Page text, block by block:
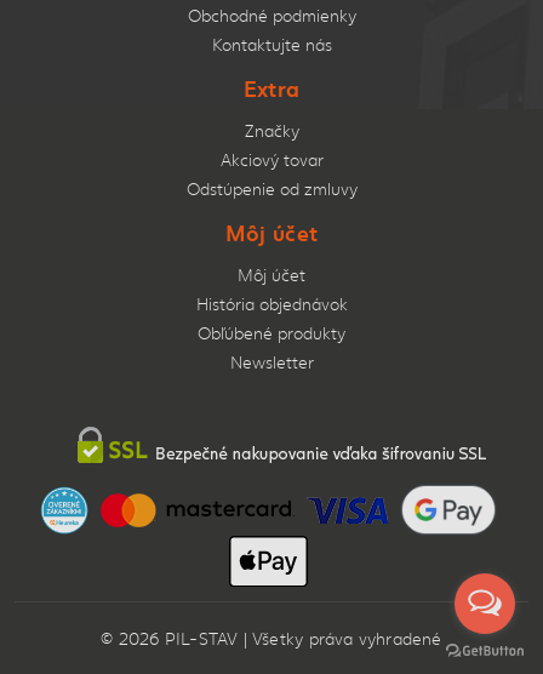
Obchodné podmienky
Kontaktujte nás
Extra
Značky
Akciový tovar
Odstúpenie od zmluvy
Môj účet
Môj účet
História objednávok
Obľúbené produkty
Newsletter
© 2026 PIL-STAV | Všetky práva vyhradené